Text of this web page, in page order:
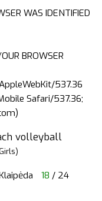
WAS IDENTIFIED
BROWSER
537.36
Safari/537.36;
volleyball
18 / 24